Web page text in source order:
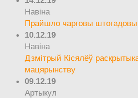
Навіна
Прайшло чарговы штогадовы
10.12.19
Навіна
Дзмітрый Кісялёў
мацярынству
09.12.19
Артыкул